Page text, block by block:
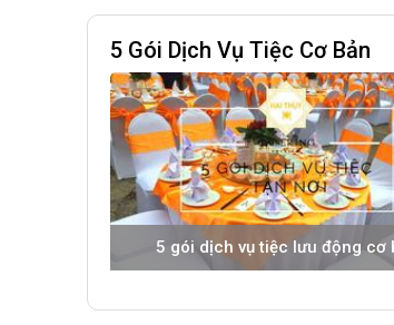
5 Gói Dịch Vụ Tiệc Cơ Bản
5 gói dịch vụ tiệc lưu động cơ